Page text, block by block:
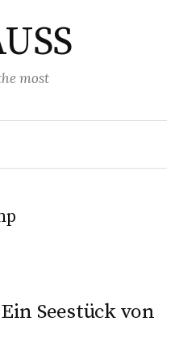
most
Suchen
Seestück von